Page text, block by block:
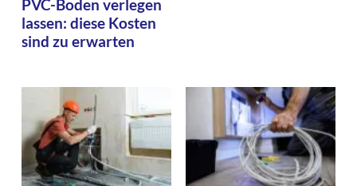
PVC-Boden verlegen
lassen: diese Kosten
sind zu erwarten